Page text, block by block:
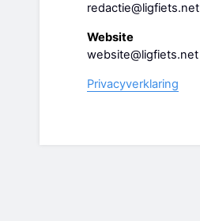
redactie@ligfiets.net
Website
website@ligfiets.net
Privacyverklaring